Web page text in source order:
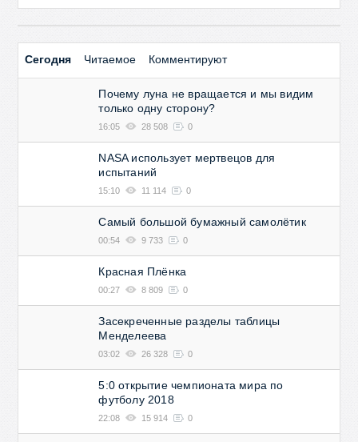
Сегодня Читаемое Комментируют
Почему луна не вращается и мы видим
только одну сторону?
16:05 28 508 0
NASA использует мертвецов для
испытаний
15:10 11 114 0
Самый большой бумажный самолётик
00:54 9 733 0
Красная Плёнка
00:27 8 809 0
Засекреченные разделы таблицы
Менделеева
03:02 26 328 0
5:0 открытие чемпионата мира по
футболу 2018
22:08 15 914 0